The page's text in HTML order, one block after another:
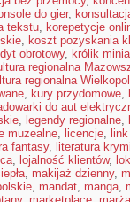
do gier,
tekstu, korepetycje
, koszt pozyskania
obrotowy, królik
regionalna
regionalna
, kury przydomowe,
do aut
, legendy regionalne,
muzealne, licencje,
fantasy, literatura
, lojalność klientów,
, makijaż dzienny,
, mandat, manga,